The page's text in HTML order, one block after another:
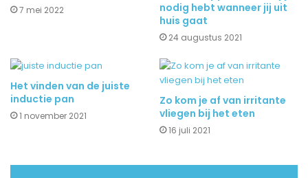
7 mei 2022
nodig hebt wanneer jij uit
huis gaat
24 augustus 2021
Het vinden van de juiste
inductie pan
1 november 2021
Zo kom je af van irritante
vliegen bij het eten
16 juli 2021